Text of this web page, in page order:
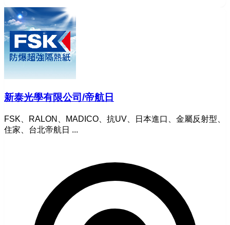
新泰光學有限公司/帝航日
FSK、RALON、MADICO、抗UV、日本進口、金屬反射型、
住家、台北帝航日 ...